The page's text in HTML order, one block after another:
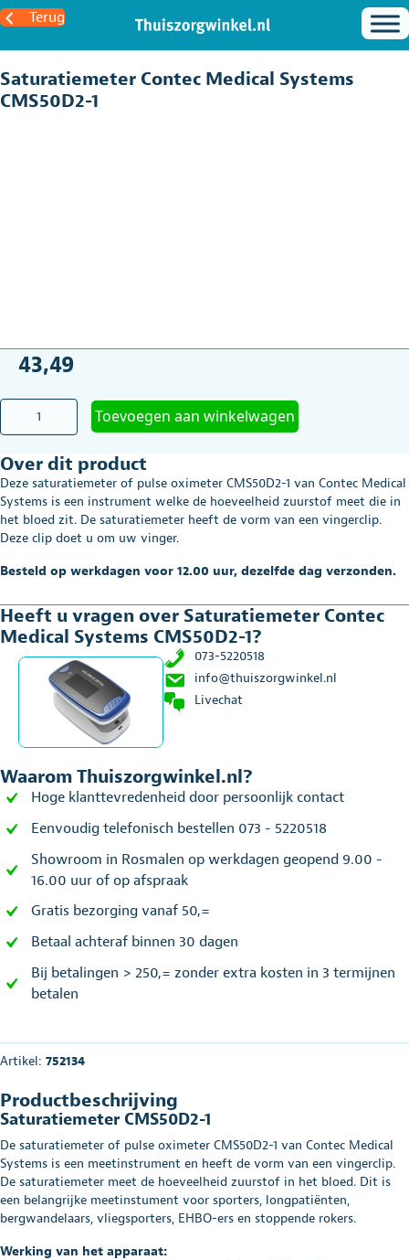
Terug
Saturatiemeter Contec Medical Systems
CMS50D2-1
43,49
Saturatiemeter
Systems
CMS50D2-
1
aantal
Toevoegen aan winkelwagen
Over dit product
Deze saturatiemeter of pulse oximeter CMS50D2-1 van Contec Medical
Systems is een instrument welke de hoeveelheid zuurstof meet die in
het bloed zit. De saturatiemeter heeft de vorm van een vingerclip.
Deze clip doet u om uw vinger.
Besteld op werkdagen voor 12.00 uur, dezelfde dag verzonden.
Heeft u vragen over Saturatiemeter Contec
Medical Systems CMS50D2-1?
073-5220518
info@thuiszorgwinkel.nl
Livechat
Waarom Thuiszorgwinkel.nl?
Hoge klanttevredenheid door persoonlijk contact
Eenvoudig telefonisch bestellen 073 - 5220518
Showroom in Rosmalen op werkdagen geopend 9.00 -
16.00 uur of op afspraak
Gratis bezorging vanaf 50,=
Betaal achteraf binnen 30 dagen
Bij betalingen > 250,= zonder extra kosten in 3 termijnen
betalen
Artikel: 752134
Productbeschrijving
Saturatiemeter CMS50D2-1
De saturatiemeter of pulse oximeter CMS50D2-1 van Contec Medical
Systems is een meetinstrument en heeft de vorm van een vingerclip.
De saturatiemeter meet de hoeveelheid zuurstof in het bloed. Dit is
een belangrijke meetinstument voor sporters, longpatiënten,
bergwandelaars, vliegsporters, EHBO-ers en stoppende rokers.
Werking van het apparaat: